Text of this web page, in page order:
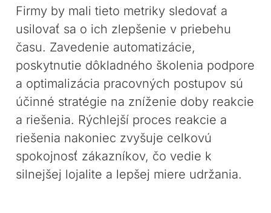
Firmy by mali tieto metriky sledovať a
usilovať sa o ich zlepšenie v priebehu
času. Zavedenie automatizácie,
poskytnutie dôkladného školenia podpore
a optimalizácia pracovných postupov sú
účinné stratégie na zníženie doby reakcie
a riešenia. Rýchlejší proces reakcie a
riešenia nakoniec zvyšuje celkovú
spokojnosť zákazníkov, čo vedie k
silnejšej lojalite a lepšej miere udržania.